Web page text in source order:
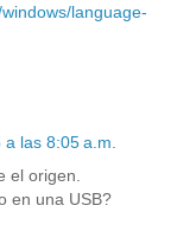
language-
las 8:05 a.m.
el origen.
en una USB?